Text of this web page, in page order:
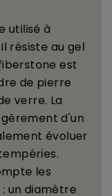
utilisé à
résiste au gel
est
de pierre
verre. La
gèrement d'un
évoluer
éries.
les
un diamètre